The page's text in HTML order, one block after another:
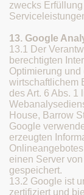
zwecks
13. Google
13.1 Der
berechtigten
Optimierung
wirtschaftlichem
des Art. 6 Abs. 1
House, Barrow
Google
erzeugten
einen Server
gespeichert.
13.2 Google ist
zertifiziert und